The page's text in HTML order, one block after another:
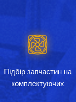
Підбір запчастин на
комплектуючих